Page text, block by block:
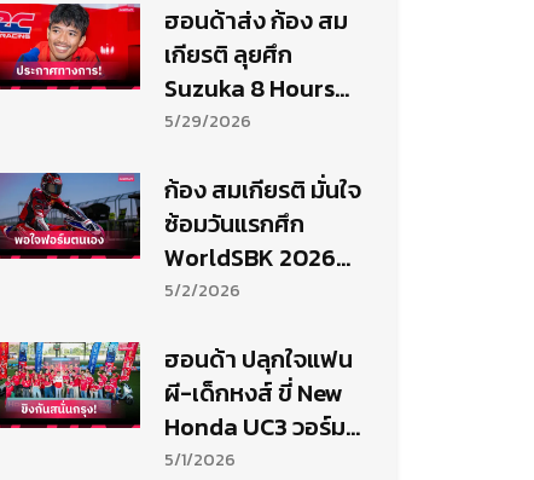
ฮอนด้าส่ง ก้อง สม
เกียรติ ลุยศึก
Suzuka 8 Hours
2026 ตั้งเป้าแชมป์ 5
5/29/2026
ก้อง สมเกียรติ มั่นใจ
ซ้อมวันแรกศึก
WorldSBK 2026
สนาม 4 ฮังการี
5/2/2026
ฮอนด้า ปลุกใจแฟน
ผี-เด็กหงส์ ขี่ New
Honda UC3 วอร์ม
ศึกแดงเดือด
5/1/2026